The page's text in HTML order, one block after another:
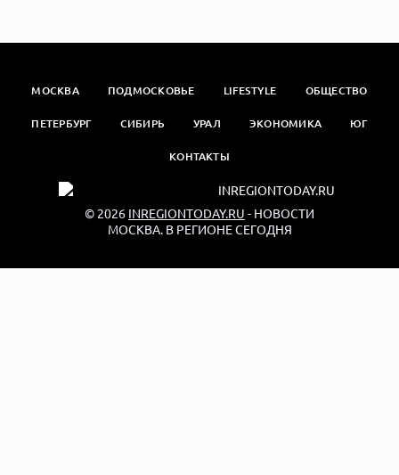
МОСКВА ПОДМОСКОВЬЕ LIFESTYLE ОБЩЕСТВО
ПЕТЕРБУРГ СИБИРЬ УРАЛ ЭКОНОМИКА ЮГ
КОНТАКТЫ
© 2026 INREGIONTODAY.RU - НОВОСТИ
МОСКВА. В РЕГИОНЕ СЕГОДНЯ